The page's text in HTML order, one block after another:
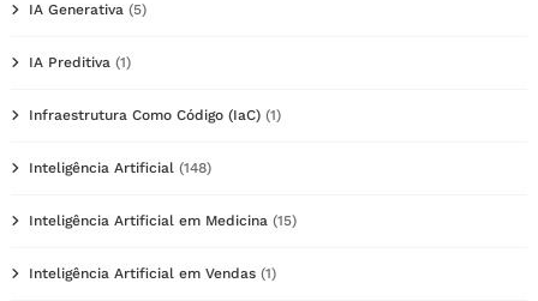
IA Generativa (5)
IA Preditiva (1)
Infraestrutura Como Código (IaC) (1)
Inteligência Artificial (148)
Inteligência Artificial em Medicina (15)
Inteligência Artificial em Vendas (1)